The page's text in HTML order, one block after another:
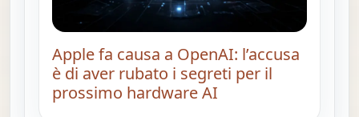
Apple fa causa a OpenAI: l’accusa
è di aver rubato i segreti per il
prossimo hardware AI